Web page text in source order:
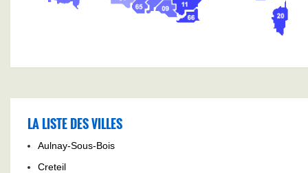
LA LISTE DES VILLES
Aulnay-Sous-Bois
Creteil